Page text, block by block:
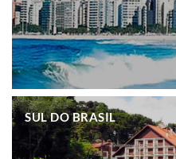
.
SUL DO BRASIL